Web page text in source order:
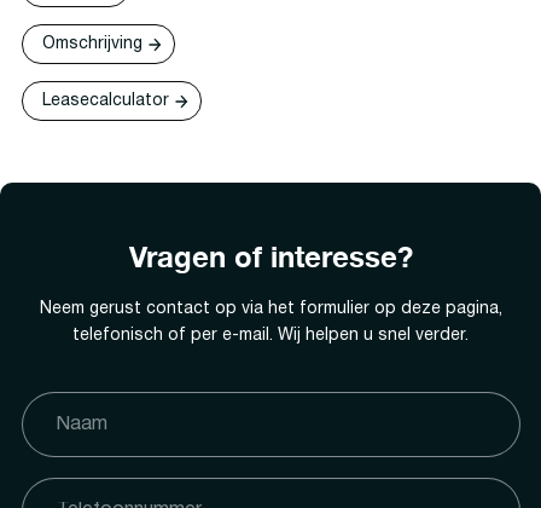
Omschrijving
Leasecalculator
Vragen of interesse?
Neem gerust contact op via het formulier op deze pagina,
telefonisch of per e-mail. Wij helpen u snel verder.